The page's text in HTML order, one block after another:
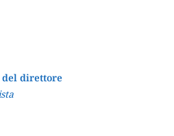
direttore